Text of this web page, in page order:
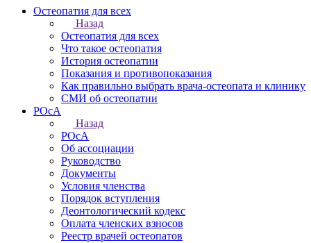
Остеопатия для всех
Назад
Остеопатия для всех
Что такое остеопатия
История остеопатии
Показания и противопоказания
Как правильно выбрать врача-остеопата и клинику
СМИ об остеопатии
РОсА
Назад
РОсА
Об ассоциации
Руководство
Документы
Условия членства
Порядок вступления
Деонтологический кодекс
Оплата членских взносов
Реестр врачей остеопатов